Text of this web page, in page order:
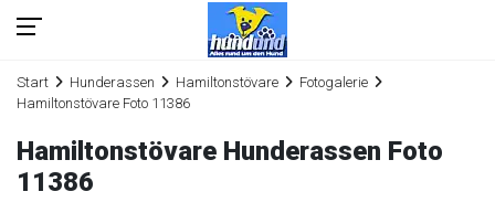
Start Hunderassen Hamiltonstövare
Fotogalerie
Hamiltonstövare Foto 11386
Hamiltonstövare Hunderassen Foto
11386